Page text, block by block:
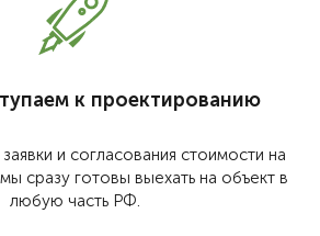
к проектированию
и согласования стоимости на
сразу готовы выехать на объект в
любую часть РФ.